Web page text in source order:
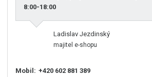
8:00-18:00
Ladislav Jezdinský
majitel e-shopu
Mobil: +420 602 881 389